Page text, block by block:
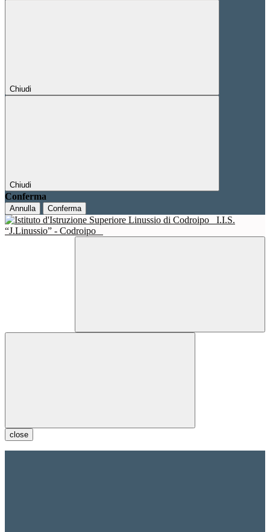
Chiudi
Chiudi
Conferma
Annulla Conferma
I.I.S.
“J.Linussio” - Codroipo
close